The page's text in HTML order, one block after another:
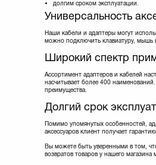
Lapara(5)
Manhattan(9)
Maxxter
Maxxtro(3)
Nomi (20)
Noname (1)
Optima (1)
Ozaki
PATRON (13)
PowerPlant
(35)
REAL-EL(9)
долгим сроком эксплуатации.
Универсальность
Наши кабели и адаптеры могут
можно подключить клавиатуру, мышь
Широкий спектр
Ассортимент адаптеров и кабелей
насчитывает более 400
преимущества.
Долгий срок
Помимо упомянутых особенностей,
аксессуаров клиент получает
Вы можете быть уверенными в том,
возвратов товаров у нашего магазина